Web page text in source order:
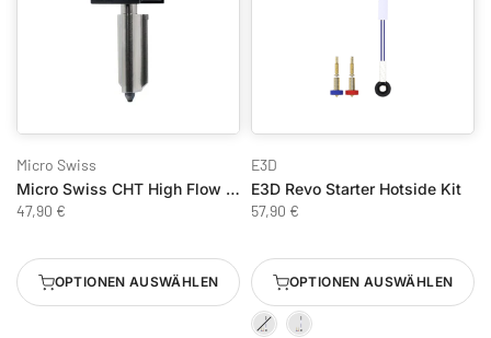
Micro Swiss
Micro Swiss CHT High Flow Hotend für Bambu Lab A1, A1 Mini & H2D
47,90 €
OPTIONEN AUSWÄHLEN
E3D
E3D Revo Starter Hotside Kit
57,90 €
OPTIONEN AUSWÄHLEN